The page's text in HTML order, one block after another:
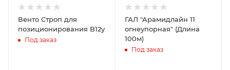
Венто Строп для
позиционирования B12у
Под заказ
ГАЛ "Арамидлайн 11
огнеупорная" (Длина
100м)
Под заказ